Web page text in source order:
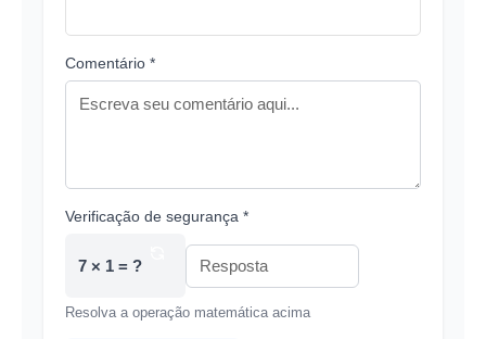
Comentário *
Verificação de segurança *
7 × 1 = ?
Resolva a operação matemática acima